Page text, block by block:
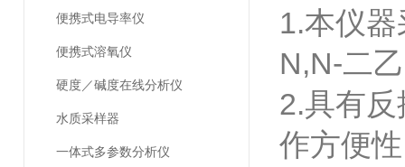
便携式电导率仪
便携式溶氧仪
硬度／碱度在线分析仪
水质采样器
一体式多参数分析仪
1.本仪
N,N-二
2.具有
作方便